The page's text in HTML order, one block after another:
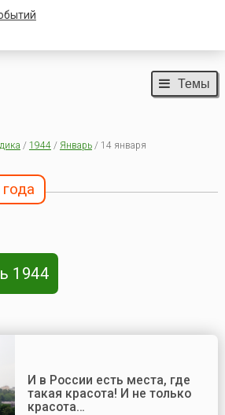
Темы
/ 1944/ Январь/ 14 января
1944
И в России есть места, где
такая красота! И не только
красота…